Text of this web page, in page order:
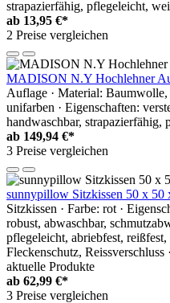
strapazierfähig, pflegeleicht,
ab 13,95 €*
2 Preise vergleichen
MADISON N.Y Hochlehner
Auflage · Material: Baumwolle,
unifarben · Eigenschaften:
handwaschbar, strapazierfähig,
ab 149,94 €*
3 Preise vergleichen
sunnypillow Sitzkissen 50 x 50
Sitzkissen · Farbe: rot ·
robust, abwaschbar,
pflegeleicht, abriebfest, reißfest,
Fleckenschutz,
aktuelle Produkte
ab 62,99 €*
3 Preise vergleichen